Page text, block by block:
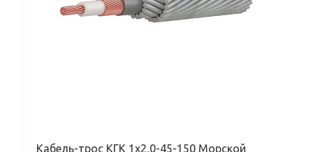
Кабель-трос КГК 1х2,0-45-150 Морской